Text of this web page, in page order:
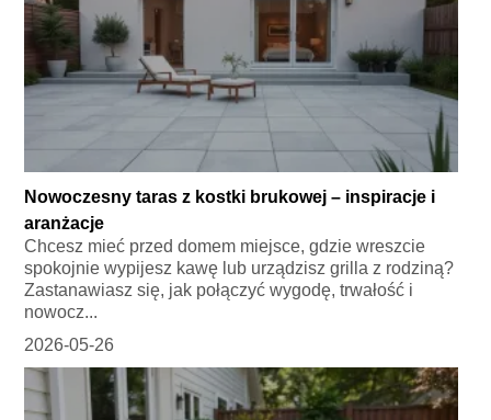
Nowoczesny taras z kostki brukowej – inspiracje i
aranżacje
Chcesz mieć przed domem miejsce, gdzie wreszcie
spokojnie wypijesz kawę lub urządzisz grilla z rodziną?
Zastanawiasz się, jak połączyć wygodę, trwałość i
nowocz...
2026-05-26